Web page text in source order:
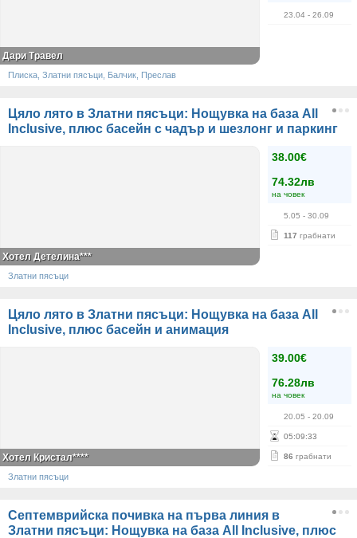
23.04 - 26.09
Дари Травел
Плиска, Златни пясъци, Балчик, Преслав
Цяло лято в Златни пясъци: Нощувка на база All
Inclusive, плюс басейн с чадър и шезлонг и паркинг
38.00€
74.32лв
на човек
5.05 - 30.09
117 грабнати
Хотел Детелина***
Златни пясъци
Цяло лято в Златни пясъци: Нощувка на база All
Inclusive, плюс басейн и анимация
39.00€
76.28лв
на човек
20.05 - 20.09
05:09:33
86 грабнати
Хотел Кристал****
Златни пясъци
Септемврийска почивка на първа линия в
Златни пясъци: Нощувка на база All Inclusive, плюс